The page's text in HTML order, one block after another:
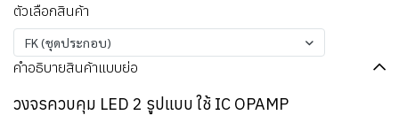
ตัวเลือกสินค้า
FK (ชุดประกอบ)
คำอธิบายสินค้าแบบย่อ
วงจรควบคุม LED 2 รูปแบบ ใช้ IC OPAMP